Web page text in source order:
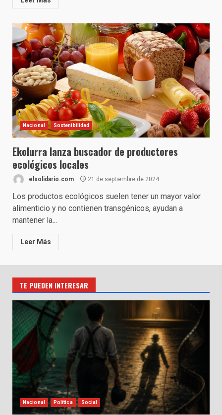
Nacional Sostenibilidad
Ekolurra lanza buscador de productores
ecológicos locales
elsolidario.com 21 de septiembre de 2024
Los productos ecológicos suelen tener un mayor valor
alimenticio y no contienen transgénicos, ayudan a
mantener la...
Leer Más
TE PUEDEN INTERESAR
Nacional Política Social